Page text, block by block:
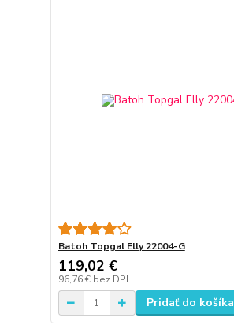
Batoh Topgal Elly 22004-G
119,02 €
96,76 € bez DPH
Pridať do košíka